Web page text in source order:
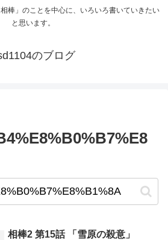
棒」のことを中心に、いろいろ書いていきたい
と思います。
のブログ
相棒2 第15話 「雪原の殺意」